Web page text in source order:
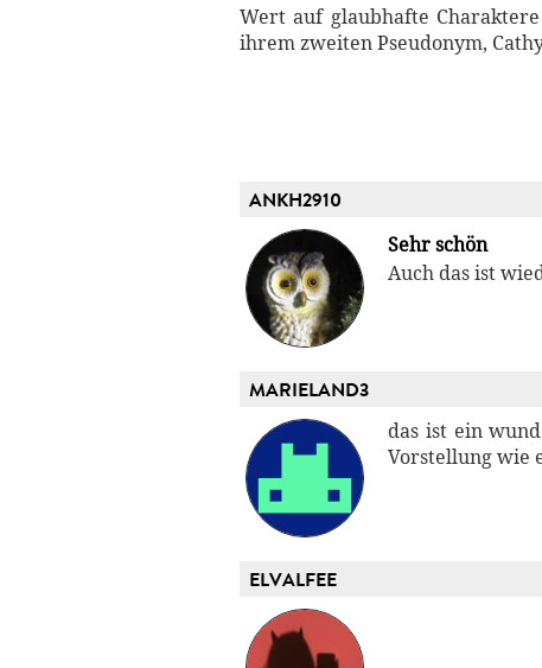
Wert auf glaubhafte
ihrem zweiten Pseudonym,
ANKH2910
Sehr schön
Auch das ist
MARIELAND3
das ist ein
Vorstellung wie
ELVALFEE